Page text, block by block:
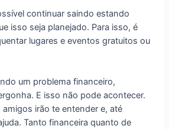
continuar saindo estando
isso seja planejado. Para isso, é
lugares e eventos gratuitos ou
um problema financeiro,
E isso não pode acontecer.
amigos irão te entender e, até
Tanto financeira quanto de